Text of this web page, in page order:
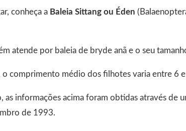
conheça a Baleia Sittang ou Éden
atende por baleia de bryde anã e o seu
o comprimento médio dos filhotes varia entre 6
as informações acima foram obtidas através de
de 1993.